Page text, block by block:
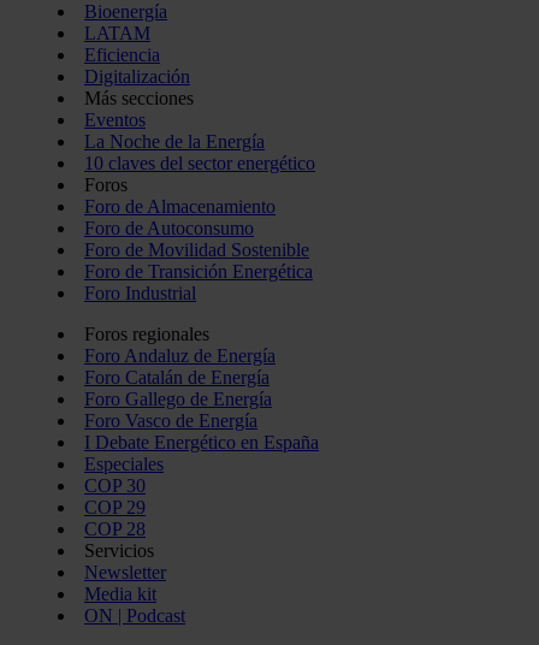
Bioenergía
LATAM
Eficiencia
Digitalización
Más secciones
Eventos
La Noche de la Energía
10 claves del sector energético
Foros
Foro de Almacenamiento
Foro de Autoconsumo
Foro de Movilidad Sostenible
Foro de Transición Energética
Foro Industrial
Foros regionales
Foro Andaluz de Energía
Foro Catalán de Energía
Foro Gallego de Energía
Foro Vasco de Energía
I Debate Energético en España
Especiales
COP 30
COP 29
COP 28
Servicios
Newsletter
Media kit
ON | Podcast